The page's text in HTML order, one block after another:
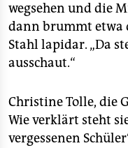
wegsehen und die
dann brummt etwa
Stahl lapidar. „Da
ausschaut.“
Christine Tolle, die
Wie verklärt steht
vergessenen